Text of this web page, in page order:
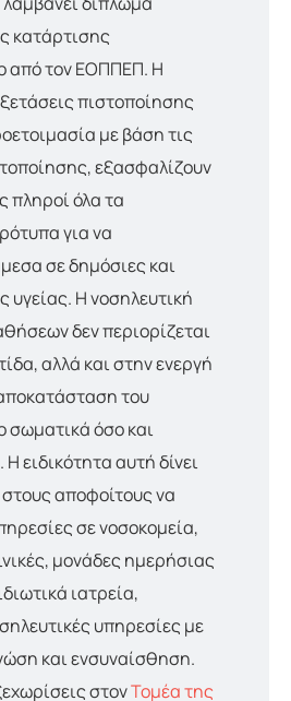
κατάρτισης
από τον ΕΟΠΠΕΠ. Η
πιστοποίησης
με βάση τις
εξασφαλίζουν
πληροί όλα τα
για να
σε δημόσιες και
υγείας. Η νοσηλευτική
δεν περιορίζεται
αλλά και στην ενεργή
του
σωματικά όσο και
ειδικότητα αυτή δίνει
αποφοίτους να
σε νοσοκομεία,
μονάδες ημερήσιας
ιατρεία,
υπηρεσίες με
και ενσυναίσθηση.
στονΤομέα της